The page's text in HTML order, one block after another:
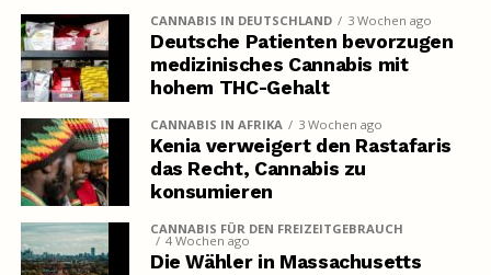
CANNABIS IN DEUTSCHLAND 3 Wochen ago
Deutsche Patienten bevorzugen
medizinisches Cannabis mit
hohem THC-Gehalt
CANNABIS IN AFRIKA 3 Wochen ago
Kenia verweigert den Rastafaris
das Recht, Cannabis zu
konsumieren
CANNABIS FÜR DEN FREIZEITGEBRAUCH
4 Wochen ago
Die Wähler in Massachusetts